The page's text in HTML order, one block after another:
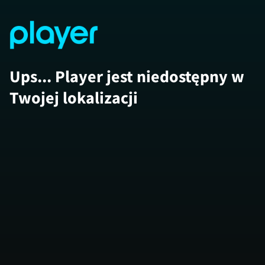
Ups... Player jest niedostępny w
Twojej lokalizacji